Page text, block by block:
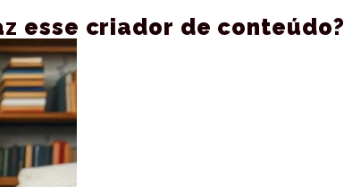
esse criador de conteúdo?